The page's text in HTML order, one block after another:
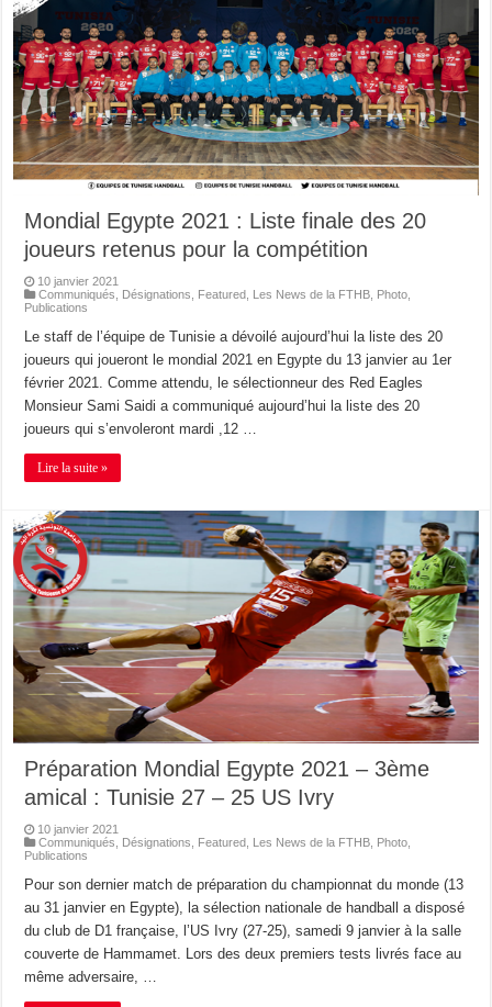
Mondial Egypte 2021 : Liste finale des 20
joueurs retenus pour la compétition
10 janvier 2021
Communiqués
Désignations Featured Les News de la FTHB Photo
Publications
Le staff de l’équipe de Tunisie a dévoilé aujourd’hui la liste des 20
joueurs qui joueront le mondial 2021 en Egypte du 13 janvier au 1er
février 2021. Comme attendu, le sélectionneur des Red Eagles
Monsieur Sami Saidi a communiqué aujourd’hui la liste des 20
joueurs qui s’envoleront mardi ,12 …
Lire la suite »
Préparation Mondial Egypte 2021 – 3ème
amical : Tunisie 27 – 25 US Ivry
10 janvier 2021
Communiqués
Désignations Featured Les News de la FTHB Photo
Publications
Pour son dernier match de préparation du championnat du monde (13
au 31 janvier en Egypte), la sélection nationale de handball a disposé
du club de D1 française, l’US Ivry (27-25), samedi 9 janvier à la salle
couverte de Hammamet. Lors des deux premiers tests livrés face au
même adversaire, …